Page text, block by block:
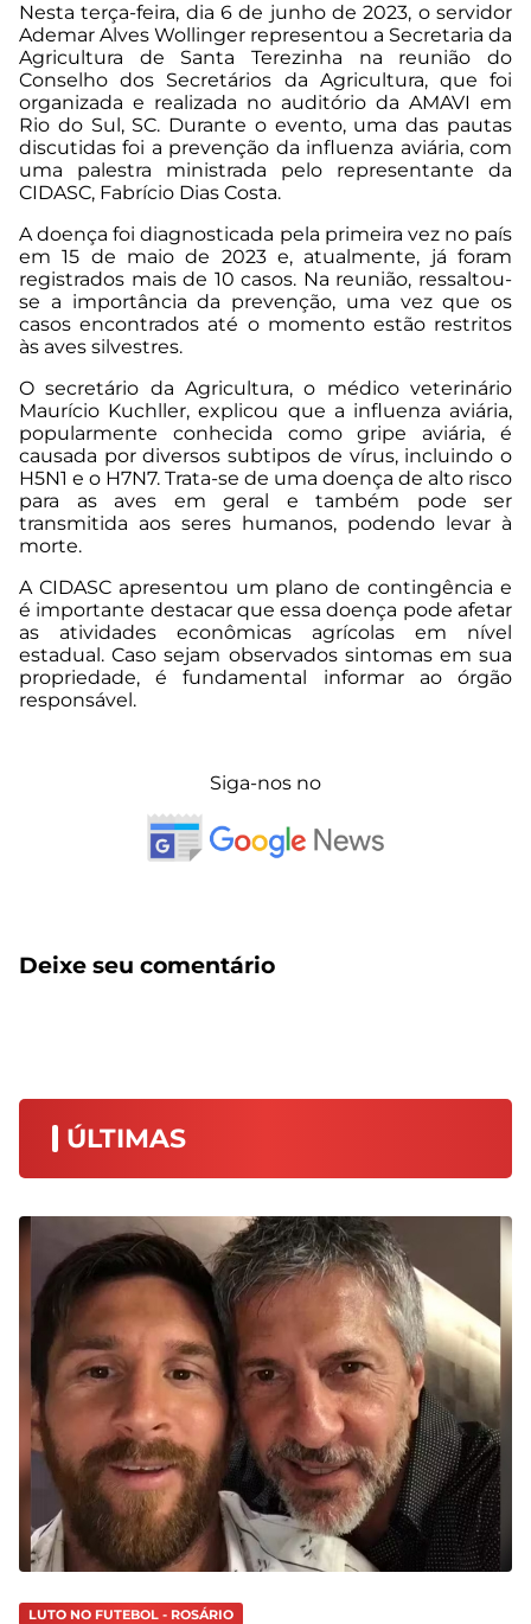
Nesta terça-feira, dia 6 de junho de 2023, o servidor
Ademar Alves Wollinger representou a Secretaria da
Agricultura de Santa Terezinha na reunião do
Conselho dos Secretários da Agricultura, que foi
organizada e realizada no auditório da AMAVI em
Rio do Sul, SC. Durante o evento, uma das pautas
discutidas foi a prevenção da influenza aviária, com
uma palestra ministrada pelo representante da
CIDASC, Fabrício Dias Costa.
A doença foi diagnosticada pela primeira vez no país
em 15 de maio de 2023 e, atualmente, já foram
registrados mais de 10 casos. Na reunião, ressaltou-
se a importância da prevenção, uma vez que os
casos encontrados até o momento estão restritos
às aves silvestres.
O secretário da Agricultura, o médico veterinário
Maurício Kuchller, explicou que a influenza aviária,
popularmente conhecida como gripe aviária, é
causada por diversos subtipos de vírus, incluindo o
H5N1 e o H7N7. Trata-se de uma doença de alto risco
para as aves em geral e também pode ser
transmitida aos seres humanos, podendo levar à
morte.
A CIDASC apresentou um plano de contingência e
é importante destacar que essa doença pode afetar
as atividades econômicas agrícolas em nível
estadual. Caso sejam observados sintomas em sua
propriedade, é fundamental informar ao órgão
responsável.
Siga-nos no
Deixe seu comentário
ÚLTIMAS
LUTO NO FUTEBOL - ROSÁRIO